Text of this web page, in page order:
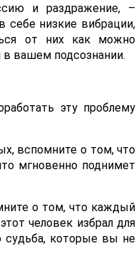
и раздражение, –
себе низкие вибрации,
от них как можно
в вашем подсознании.
эту проблему
вспомните о том, что
мгновенно поднимет
о том, что каждый
человек избрал для
судьба, которые вы не